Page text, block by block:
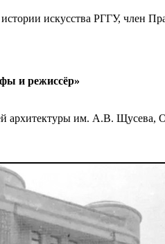
истории искусства РГГУ, член
и режиссёр»
архитектуры им. А.В. Щусева,